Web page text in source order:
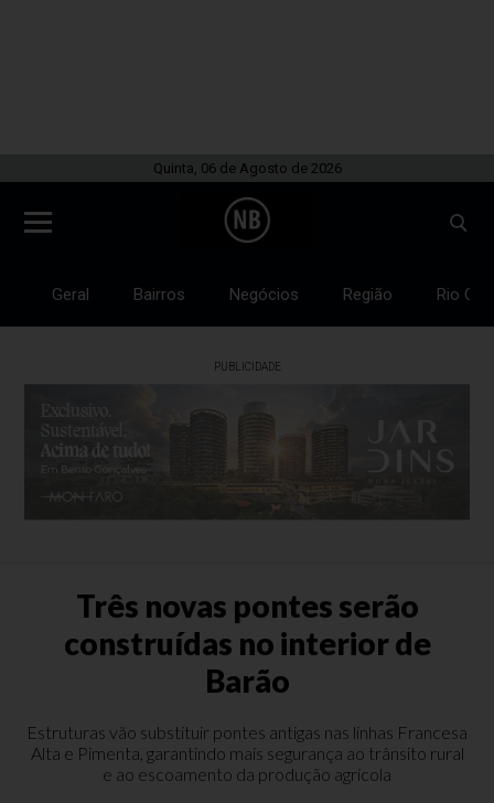
Quinta, 06 de Agosto de 2026
Geral Bairros Negócios Região Rio
PUBLICIDADE
Três novas pontes serão
construídas no interior de
Barão
Estruturas vão substituir pontes antigas nas linhas Francesa
Alta e Pimenta, garantindo mais segurança ao trânsito rural
e ao escoamento da produção agrícola